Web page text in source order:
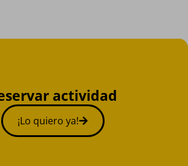
actividad
¡Lo quiero ya!